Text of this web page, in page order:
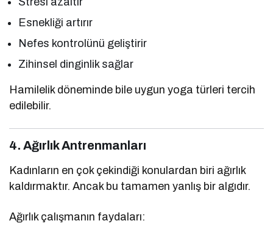
Esnekliği artırır
Nefes kontrolünü geliştirir
Zihinsel dinginlik sağlar
Hamilelik döneminde bile uygun yoga türleri tercih
edilebilir.
4. Ağırlık Antrenmanları
Kadınların en çok çekindiği konulardan biri ağırlık
kaldırmaktır. Ancak bu tamamen yanlış bir algıdır.
Ağırlık çalışmanın faydaları: